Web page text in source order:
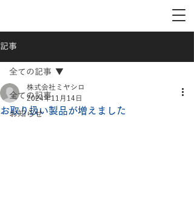
記事
全ての記事
お知らせ
全ての記事
お取り扱い製品が増えました
株式会社ミヤシロ
2024年11月14日